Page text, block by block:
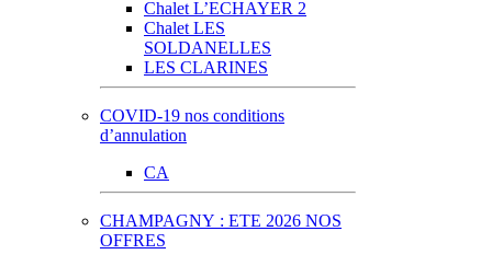
Chalet L’ECHAYER 2
Chalet LES
SOLDANELLES
LES CLARINES
COVID-19 nos conditions
d’annulation
CA
CHAMPAGNY : ETE 2026 NOS
OFFRES